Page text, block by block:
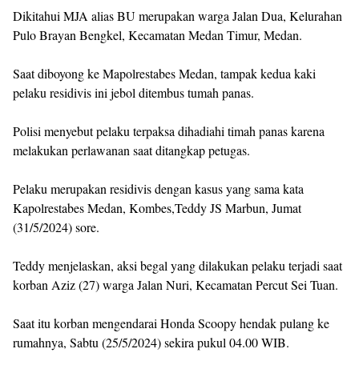
Dikitahui MJA alias BU merupakan warga Jalan Dua, Kelurahan
Pulo Brayan Bengkel, Kecamatan Medan Timur, Medan.
Saat diboyong ke Mapolrestabes Medan, tampak kedua kaki
pelaku residivis ini jebol ditembus tumah panas.
Polisi menyebut pelaku terpaksa dihadiahi timah panas karena
melakukan perlawanan saat ditangkap petugas.
Pelaku merupakan residivis dengan kasus yang sama kata
Kapolrestabes Medan, Kombes,Teddy JS Marbun, Jumat
(31/5/2024) sore.
Teddy menjelaskan, aksi begal yang dilakukan pelaku terjadi saat
korban Aziz (27) warga Jalan Nuri, Kecamatan Percut Sei Tuan.
Saat itu korban mengendarai Honda Scoopy hendak pulang ke
rumahnya, Sabtu (25/5/2024) sekira pukul 04.00 WIB.